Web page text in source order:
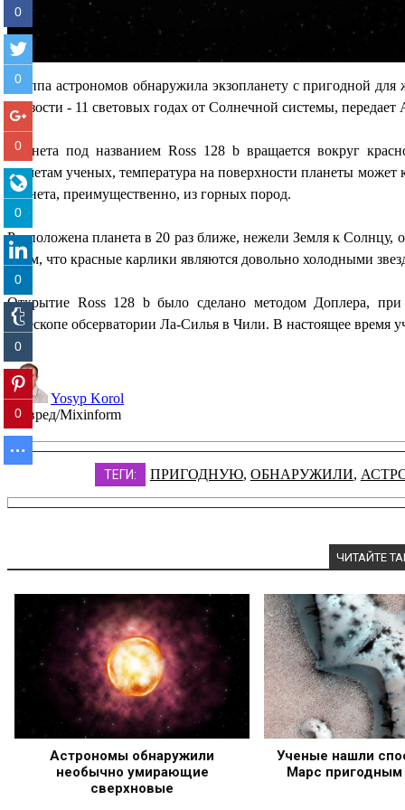
Группа астрономов обнаружила экзопланету с пригодной
близости - 11 световых годах от Солнечной системы,
Планета под названием Ross 128 b вращается вокруг
расчетам ученых, температура на поверхности планеты может
планета, преимущественно, из горных пород.
Расположена планета в 20 раз ближе, нежели Земля к Солнцу,
с тем, что красные карлики являются довольно холодными
Открытие Ross 128 b было сделано методом Доплера,
телескопе обсерватории Ла-Силья в Чили. В настоящее время
Yosyp Korol
Главред/Mixinform
ТЕГИ: ПРИГОДНУЮ, ОБНАРУЖИЛИ,
ЧИТАЙТЕ
Астрономы обнаружили
необычно умирающие
сверхновые
Ученые нашли
Марс
0
0
0
0
0
0
0